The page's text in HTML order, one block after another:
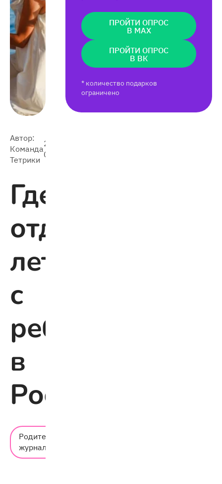
Автор:
Команда
Тетрики
2026-
05-26
Где
отдыхать
летом
с
ребёнком
в
России
Родительский
журнал
ПРОЙТИ ОПРОС
В MAX
ПРОЙТИ ОПРОС
В ВК
* количество подарков
ограничено